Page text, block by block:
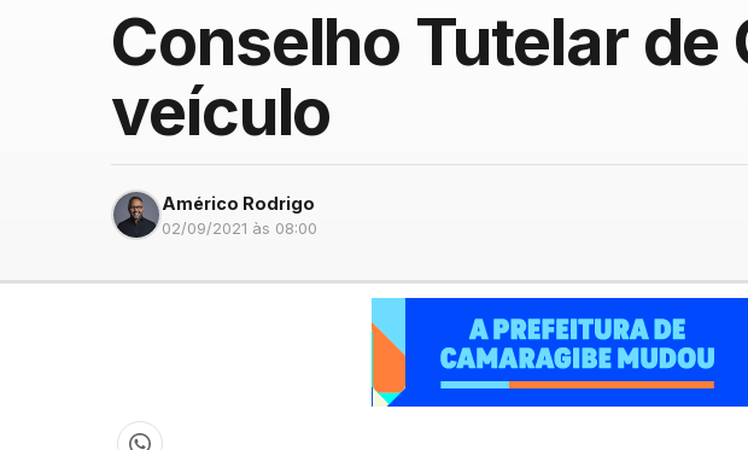
Conselho Tutelar
veículo
Américo Rodrigo
02/09/2021 às 08:00